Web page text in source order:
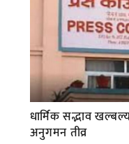
धार्मिक सद्भाव
अनुगमन तीव्र